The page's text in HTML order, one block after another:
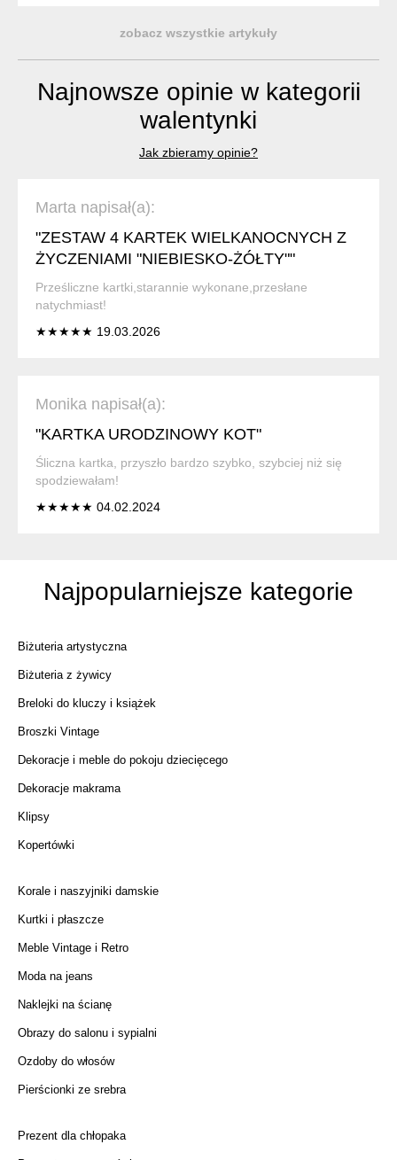
zobacz wszystkie artykuły
Najnowsze opinie w kategorii
walentynki
Jak zbieramy opinie?
Marta napisał(a):
"ZESTAW 4 KARTEK WIELKANOCNYCH Z
ŻYCZENIAMI "NIEBIESKO-ŻÓŁTY""
Prześliczne kartki,starannie wykonane,przesłane
natychmiast!
★★★★★ 19.03.2026
Monika napisał(a):
"KARTKA URODZINOWY KOT"
Śliczna kartka, przyszło bardzo szybko, szybciej niż się
spodziewałam!
★★★★★ 04.02.2024
Najpopularniejsze kategorie
Biżuteria artystyczna
Biżuteria z żywicy
Breloki do kluczy i książek
Broszki Vintage
Dekoracje i meble do pokoju dziecięcego
Dekoracje makrama
Klipsy
Kopertówki
Korale i naszyjniki damskie
Kurtki i płaszcze
Meble Vintage i Retro
Moda na jeans
Naklejki na ścianę
Obrazy do salonu i sypialni
Ozdoby do włosów
Pierścionki ze srebra
Prezent dla chłopaka